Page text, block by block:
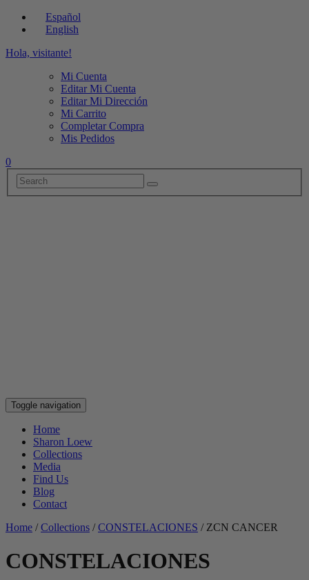
Español
English
Hola, visitante!
Mi Cuenta
Editar Mi Cuenta
Editar Mi Dirección
Mi Carrito
Completar Compra
Mis Pedidos
0
Toggle navigation
Home
Sharon Loew
Collections
Media
Find Us
Blog
Contact
Home /Collections /CONSTELACIONES / ZCN CANCER
CONSTELACIONES